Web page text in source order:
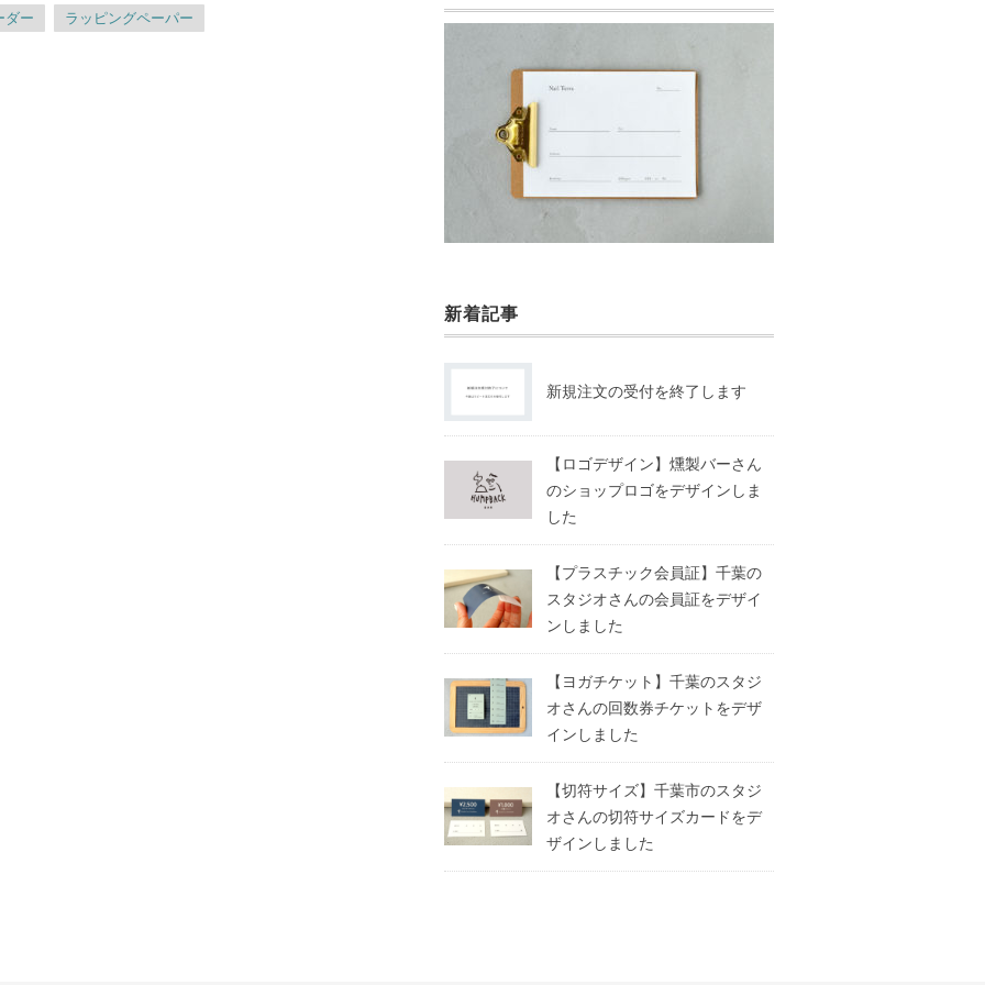
ダー ラッピングペーパー
新着記事
新規注文の受付を終了します
【ロゴデザイン】燻製バーさん
のショップロゴをデザインしま
した
【プラスチック会員証】千葉の
スタジオさんの会員証をデザイ
ンしました
【ヨガチケット】千葉のスタジ
オさんの回数券チケットをデザ
インしました
【切符サイズ】千葉市のスタジ
オさんの切符サイズカードをデ
ザインしました